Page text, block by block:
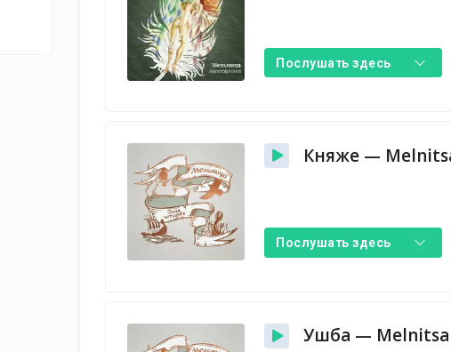
Послушать здесь
Княже —
Послушать здесь
Ушба — Melnitsa